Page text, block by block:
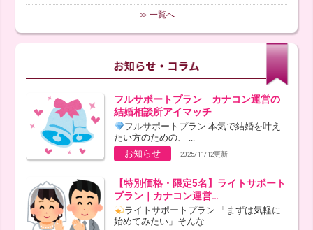
≫ 一覧へ
フルサポートプラン カナコン運営の
結婚相談所アイマッチ
フルサポートプラン 本気で結婚を叶え
たい方のための、 ...
お知らせ
2025/11/12更新
【特別価格・限定5名】ライトサポート
プラン｜カナコン運営…
ライトサポートプラン 「まずは気軽に
始めてみたい」そんな ...